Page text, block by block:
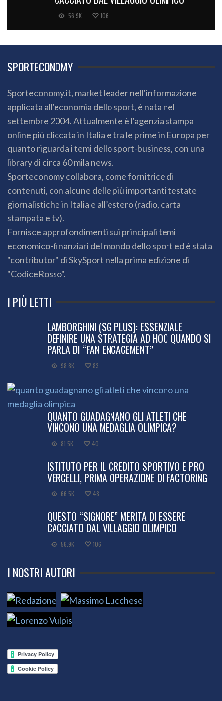
56.9K 106
SPORTECONOMY
Sporteconomy.it, market leader nell'informazione
applicata all'economia dello sport, è nata nel
settembre 2004. Attualmente è l'agenzia stampa
online più cliccata in Italia e tra le prime in Europa per
quanto riguarda i temi dello sport-business, con una
library di circa 60 mila news.
Sporteconomy collabora, come fornitrice di
contenuti, con alcune delle più importanti testate
giornalistiche in Italia e all’estero (radio, carta
stampata e tv).
Fornisce approfondimenti sui principali temi
economico-finanziari del mondo dello sport ed è stata
"contributor" di SkySport nella prima edizione di
"CodiceRosso".
I PIÙ LETTI
LAMBORGHINI (SG PLUS): ESSENZIALE
DEFINIRE UNA STRATEGIA AD HOC QUANDO SI
PARLA DI “FAN ENGAGEMENT”
98.8K 83
QUANTO GUADAGNANO GLI ATLETI CHE
VINCONO UNA MEDAGLIA OLIMPICA?
81.5K 40
ISTITUTO PER IL CREDITO SPORTIVO E PRO
VERCELLI, PRIMA OPERAZIONE DI FACTORING
66.5K 48
QUESTO “SIGNORE” MERITA DI ESSERE
CACCIATO DAL VILLAGGIO OLIMPICO
56.9K 106
I NOSTRI AUTORI